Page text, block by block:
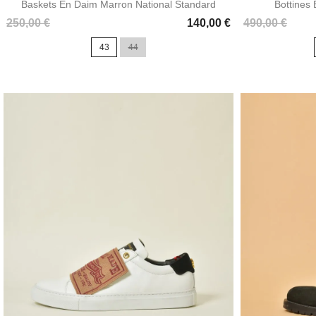
Baskets En Daim Marron National Standard
250,00 € 140,00 €
Prix
43 44
Bottines
490,00 €
Prix